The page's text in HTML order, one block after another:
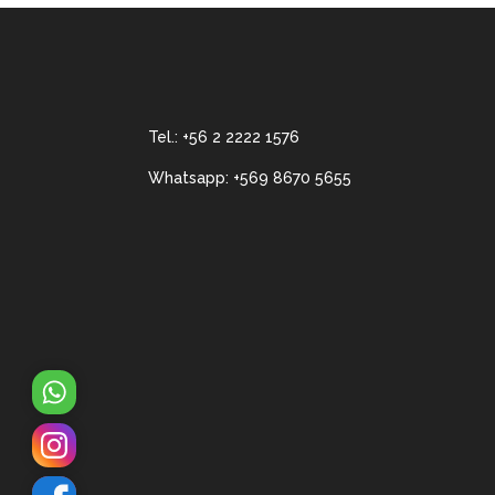
Tel.: +56 2 2222 1576
Whatsapp: +569 8670 5655
WhatsApp
Instagram